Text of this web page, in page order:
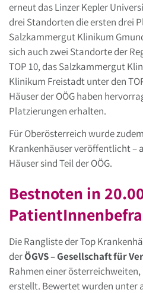
erneut das Linzer Kepler
drei Standorten die ersten drei
Salzkammergut Klinikum
sich auch zwei Standorte der
TOP 10, das Salzkammergut
Klinikum Freistadt unter den
Häuser der OÖG haben
Platzierungen erhalten.
Für Oberösterreich wurde
Krankenhäuser veröffentlicht –
Häuser sind Teil der OÖG.
Bestnoten in
Die Rangliste der Top
derÖGVS – Gesellschaft für
Rahmen einer
erstellt. Bewertet wurden unter